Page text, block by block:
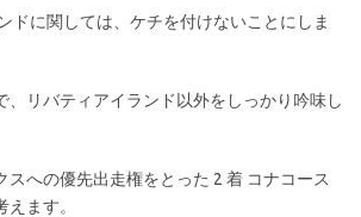
ドに関しては、ケチを付けないことにしま
リバティアイランド以外をしっかり吟味し
への優先出走権をとった 2 着 コナコース
ます。